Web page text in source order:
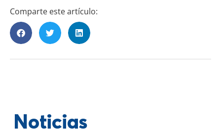
Comparte este artículo:
Noticias